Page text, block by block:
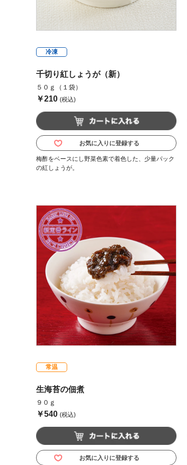
冷凍
千切り紅しょうが（新）
５０ｇ（１袋）
￥210 (税込)
お気に入りに登録する
梅酢をベースにし野菜色素で着色した、少量パック
の紅しょうが。
常温
生海苔の佃煮
９０ｇ
￥540 (税込)
お気に入りに登録する